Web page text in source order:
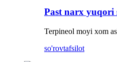
Past narx
Terpineol moyi xom
so'rovtafsilot